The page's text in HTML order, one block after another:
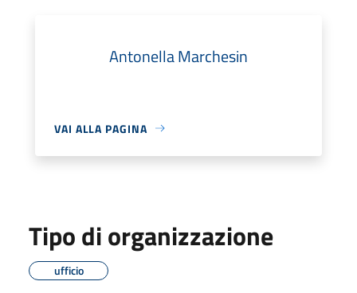
Antonella Marchesin
VAI ALLA PAGINA
Tipo di organizzazione
ufficio